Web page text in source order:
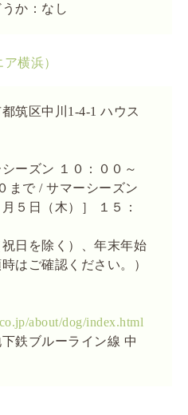
か：なし
横浜）
筑区中川1-4-1 ハウス
ーズン １０：００～
まで / サマーシーズン
５日（木）］ １５：
日を除く）、年末年始
はご確認ください。）
about/dog/index.html
鉄ブルーライン線 中